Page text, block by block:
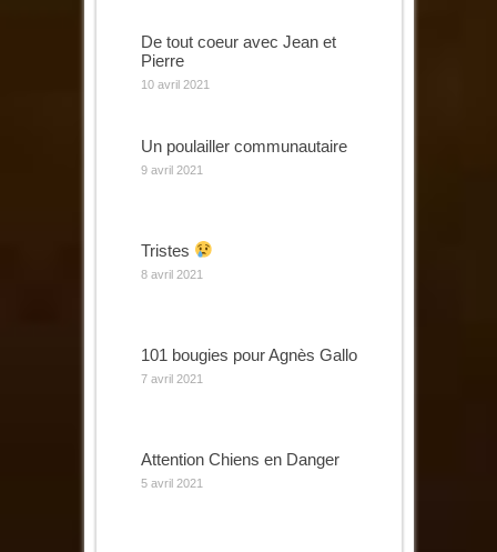
De tout coeur avec Jean et
Pierre
10 avril 2021
Un poulailler communautaire
9 avril 2021
Tristes
8 avril 2021
101 bougies pour Agnès Gallo
7 avril 2021
Attention Chiens en Danger
5 avril 2021